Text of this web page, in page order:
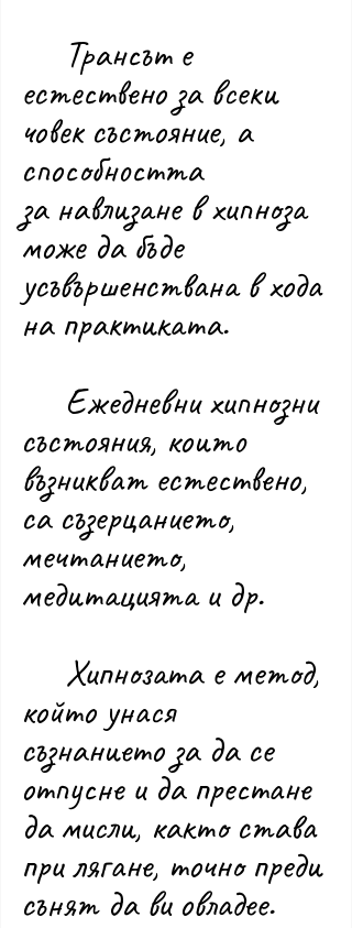
естествено за всеки
човек състояние, а
способността
за навлизане в хипноза
може да бъде
усъвършенствана в хода
на практиката.
състояния, които
възникват естествено,
са съзерцанието,
мечтанието,
медитацията и др.
който унася
съзнанието за да се
отпусне и да престане
да мисли, както става
при лягане, точно преди
сънят да ви овладее.